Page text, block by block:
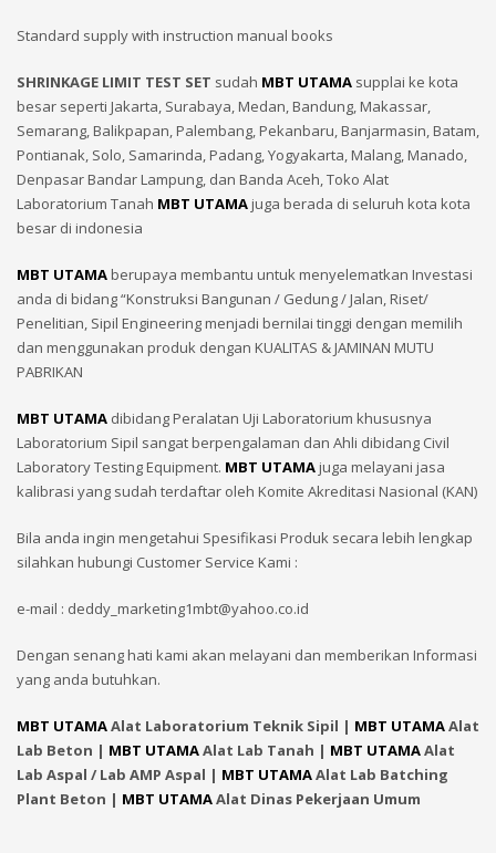
Standard supply with instruction manual books
SHRINKAGE LIMIT TEST SET sudah MBT UTAMA supplai ke kota
besar seperti Jakarta, Surabaya, Medan, Bandung, Makassar,
Semarang, Balikpapan, Palembang, Pekanbaru, Banjarmasin, Batam,
Pontianak, Solo, Samarinda, Padang, Yogyakarta, Malang, Manado,
Denpasar Bandar Lampung, dan Banda Aceh, Toko Alat
Laboratorium Tanah MBT UTAMAjuga berada di seluruh kota kota
besar di indonesia
MBT UTAMAberupaya membantu untuk menyelematkan Investasi
anda di bidang “Konstruksi Bangunan / Gedung / Jalan, Riset/
Penelitian, Sipil Engineering menjadi bernilai tinggi dengan memilih
dan menggunakan produk dengan KUALITAS & JAMINAN MUTU
PABRIKAN
MBT UTAMA dibidang Peralatan Uji Laboratorium khususnya
Laboratorium Sipil sangat berpengalaman dan Ahli dibidang Civil
Laboratory Testing Equipment. MBT UTAMAjuga melayani jasa
kalibrasi yang sudah terdaftar oleh Komite Akreditasi Nasional (KAN)
Bila anda ingin mengetahui Spesifikasi Produk secara lebih lengkap
silahkan hubungi Customer Service Kami :
e-mail : deddy_marketing1mbt@yahoo.co.id
Dengan senang hati kami akan melayani dan memberikan Informasi
yang anda butuhkan.
MBT UTAMAAlat Laboratorium Teknik Sipil | MBT UTAMAAlat
Lab Beton | MBT UTAMAAlat Lab Tanah | MBT UTAMAAlat
Lab Aspal / Lab AMP Aspal | MBT UTAMAAlat Lab Batching
Plant Beton | MBT UTAMAAlat Dinas Pekerjaan Umum